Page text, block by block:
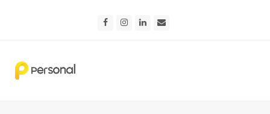
FacebookInstagram
LinkedIn